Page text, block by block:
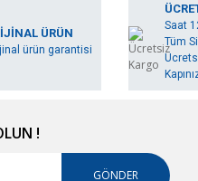
ÜRÜN
ürün garantisi
Saat
Tüm
!
GÖNDER